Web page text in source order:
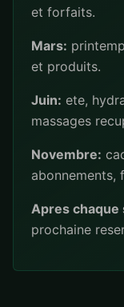
et forfaits.
Mars:
et produits.
Juin: ete,
massages
Novembre:
abonnements,
Apres chaque
prochaine